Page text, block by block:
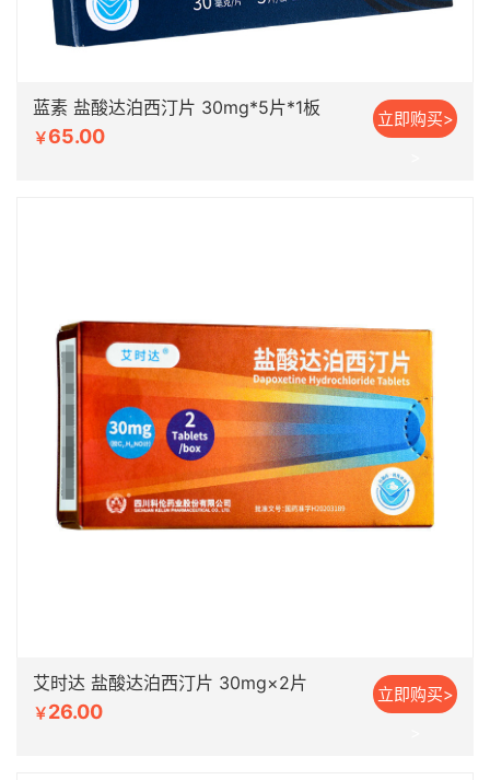
蓝素 盐酸达泊西汀片 30mg*5片*1板
￥65.00
立即购买>
艾时达 盐酸达泊西汀片 30mg×2片
￥26.00
立即购买>